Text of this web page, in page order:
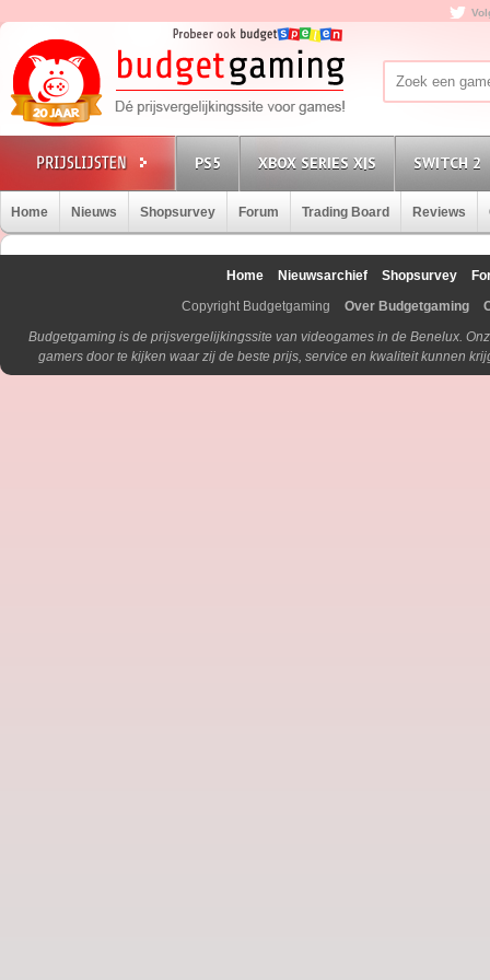
PS5 XBOX SERIES X|S SWITCH 2
Home Nieuws Shopsurvey Forum Trading Board Reviews
Home Nieuwsarchief Shopsurvey
Copyright Budgetgaming
Over Budgetgaming
Budgetgaming is de prijsvergelijkingssite van videogames in de Benelux.
gamers door te kijken waar zij de beste prijs, service en kwaliteit kunnen